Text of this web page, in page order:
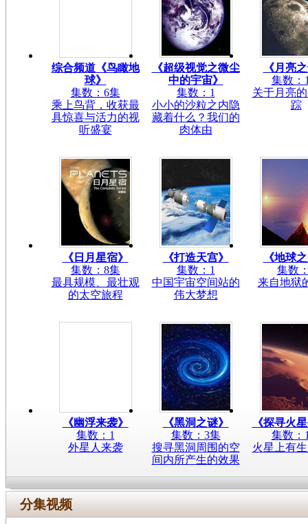
综合频道《鸟瞰地
球》
集数：6集
乘上鸟背，收获最
具惊喜与活力的视
听盛宴
《超级视觉之微尘
中的宇宙》
集数：1
小小的沙粒之内隐
藏着什么？我们的
肉体由
《月亮
集数：
关于月亮
踪
《日月星宿》
集数：8集
最具规模、最壮观
的太空旅程
《打造天宫》
集数：1
中国宇宙空间站的
伟大梦想
《地球
集数
来自地狱
《幽浮来袭》
集数：1
外星人来袭
《黑洞之谜》
集数：3集
搜寻黑洞周围的空
间内所产生的效果
《探寻火
集数：
火星上有
分集视频